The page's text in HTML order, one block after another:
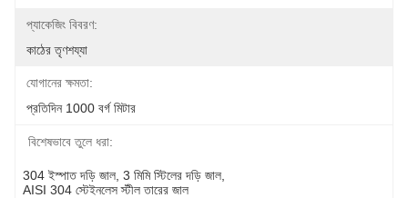
প্যাকেজিং বিবরণ:
কাঠের তৃণশয্যা
যোগানের ক্ষমতা:
প্রতিদিন 1000 বর্গ মিটার
বিশেষভাবে তুলে ধরা:
304 ইস্পাত দড়ি জাল 3 মিমি স্টিলের দড়ি জাল
AISI 304 স্টেইনলেস স্টীল তারের জাল